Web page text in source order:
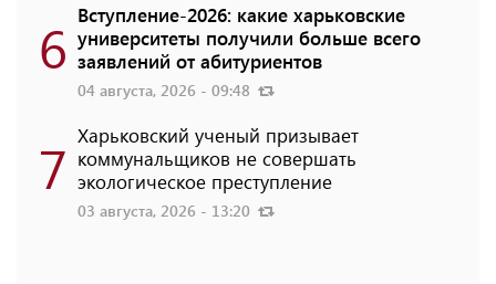
6 Вступление-2026: какие харьковские
университеты получили больше всего
заявлений от абитуриентов
04 августа, 2026 - 09:48
7 Харьковский ученый призывает
коммунальщиков не совершать
экологическое преступление
03 августа, 2026 - 13:20